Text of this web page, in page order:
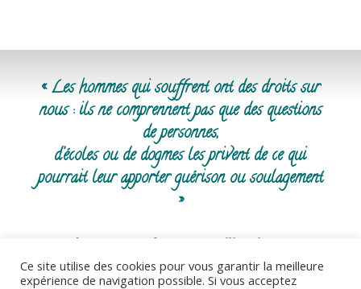
« Les hommes qui souffrent ont des droits sur
nous : ils ne comprennent pas que des questions
de personnes,
d’écoles ou de dogmes les privent de ce qui
pourrait leur apporter guérison ou soulagement
»
René LERICHE, Professeur au Collège de France,
Membre de l’Institut
La Philosophie de la chirurgie, Éditions Flammarion,
Ce site utilise des cookies pour vous garantir la meilleure
expérience de navigation possible. Si vous acceptez